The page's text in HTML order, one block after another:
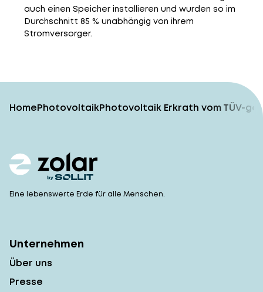
auch einen Speicher installieren und wurden so im
Durchschnitt 85 % unabhängig von ihrem
Stromversorger.
HomePhotovoltaikPhotovoltaik Erkrath vom TÜV-
Eine lebenswerte Erde für alle Menschen.
Unternehmen
Über uns
Presse